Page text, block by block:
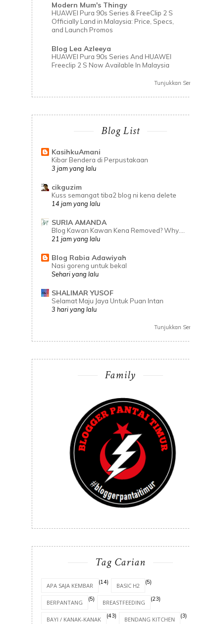
Modern Mum's Thingy
HUAWEI Pura 90s Series & FreeClip 2 S
Officially Land in Malaysia: Price, Specs,
and Launch Promos
Blog Lea Azleeya
HUAWEI Pura 90s Series And HUAWEI
Freeclip 2 S Now Available In Malaysia
Tunjukkan Semua
Blog List
KasihkuAmani
Kibar Bendera di Perpustakaan
3 jam yang lalu
cikguzim
Kuss semangat tiba2 blog ni kena delete
14 jam yang lalu
SURIA AMANDA
Blog Kawan Kawan Kena Removed? Why....
21 jam yang lalu
Blog Rabia Adawiyah
Nasi goreng untuk bekal
Sehari yang lalu
SHALIMAR YUSOF
Selamat Maju Jaya Untuk Puan Intan
3 hari yang lalu
Tunjukkan Semua
Family
Tag Carian
APA SAJA KEMBAR (14) BASIC H2 (5)
BERPANTANG (5) BREASTFEEDING (23)
BAYI / KANAK-KANAK (43) BENDANG KITCHEN (3)